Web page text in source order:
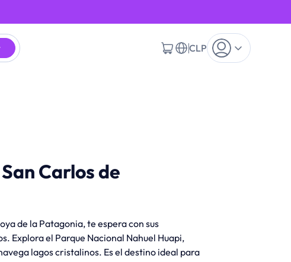
CLP
Carlos de
de la Patagonia, te espera con sus
Explora el Parque Nacional Nahuel Huapi,
lagos cristalinos. Es el destino ideal para